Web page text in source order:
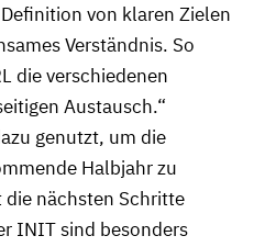
von klaren Zielen
Verständnis. So
die verschiedenen
Austausch.“
genutzt, um die
Halbjahr zu
nächsten Schritte
INIT sind besonders